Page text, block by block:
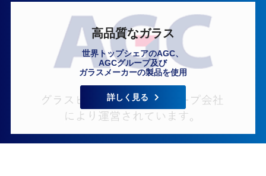
高品質なガラス
世界トップシェアのAGC、
AGCグループ及び
ガラスメーカーの製品を使用
詳しく見る